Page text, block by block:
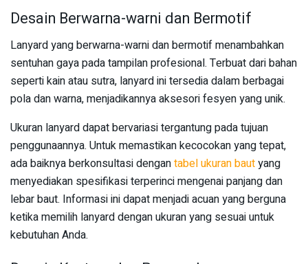
Desain Berwarna-warni dan Bermotif
Lanyard yang berwarna-warni dan bermotif menambahkan
sentuhan gaya pada tampilan profesional. Terbuat dari bahan
seperti kain atau sutra, lanyard ini tersedia dalam berbagai
pola dan warna, menjadikannya aksesori fesyen yang unik.
Ukuran lanyard dapat bervariasi tergantung pada tujuan
penggunaannya. Untuk memastikan kecocokan yang tepat,
ada baiknya berkonsultasi dengantabel ukuran bautyang
menyediakan spesifikasi terperinci mengenai panjang dan
lebar baut. Informasi ini dapat menjadi acuan yang berguna
ketika memilih lanyard dengan ukuran yang sesuai untuk
kebutuhan Anda.